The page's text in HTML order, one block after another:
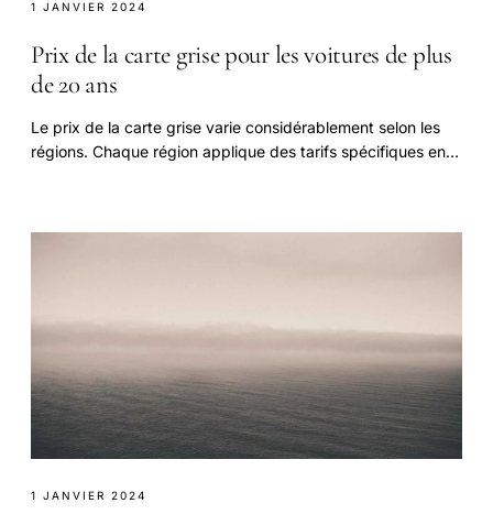
1 JANVIER 2024
Prix de la carte grise pour les voitures de plus
de 20 ans
Le prix de la carte grise varie considérablement selon les
régions. Chaque région applique des tarifs spécifiques en
1 JANVIER 2024